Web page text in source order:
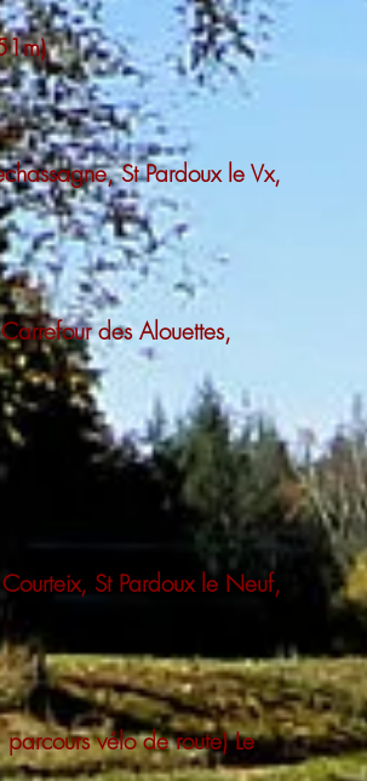
St Pardoux le Vx,
des Alouettes,
St Pardoux le Neuf,
vélo de route) Le